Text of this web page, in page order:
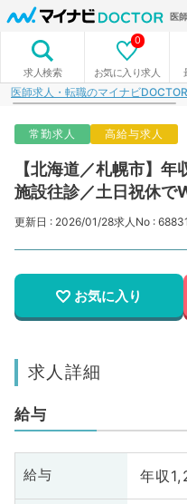
医
求人検索 お気に入り求人
0
医師求人・転職のマイナビDOCTOR
常勤求人 高給与求人
【北海道／札幌市】
施設往診／土日祝休で
更新日 : 2026/01/28求人No :
お気に入り
求人詳細
給与
給与 年収